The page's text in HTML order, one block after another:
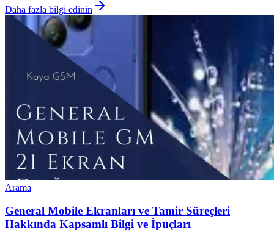
Daha fazla bilgi edinin
Arama
General Mobile Ekranları ve Tamir Süreçleri
Hakkında Kapsamlı Bilgi ve İpuçları